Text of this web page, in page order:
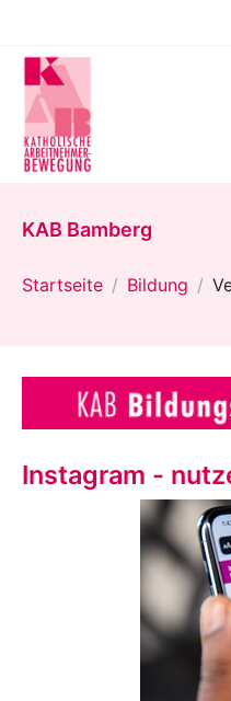
springen
KAB Bamberg
Startseite Bildung
Instagram -